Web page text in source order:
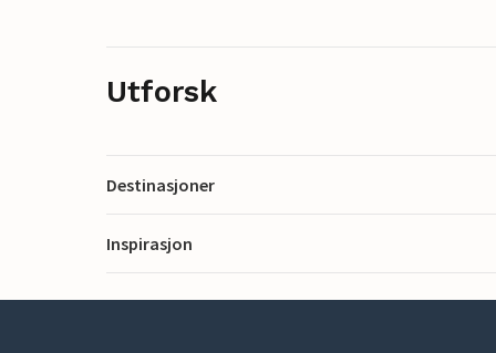
Utforsk
Destinasjoner
Inspirasjon